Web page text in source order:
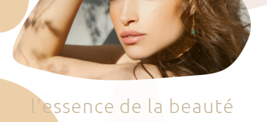
Plan d’accès
Prendre RDV
'essence de la beauté